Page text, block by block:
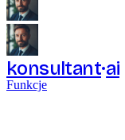
konsultant ai
Funkcje